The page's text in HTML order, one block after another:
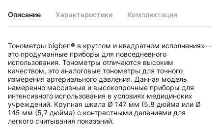
Описание Характеристики Комплектация
Тонометры bigben® в круглом и квадратном исполнениях—
это продуманные приборы для повседневного
использования. Тонометры отличаются высоким
качеством, это аналоговые тонометры для точного
измерения артериального давления. Данная модель
намеренно массивные и высокопрочные приборы для
интенсивного использования в условиях медицинских
учреждений. Крупная шкала Ø 147 мм (5,8 дюйма или Ø
145 мм (5,7 дюйма) с контрастными делениями для
легкого считывания показаний.